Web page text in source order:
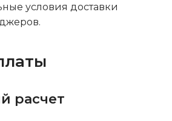
условия доставки
расчет